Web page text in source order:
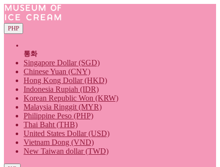
PHP
통화
Singapore Dollar (SGD)
Chinese Yuan (CNY)
Hong Kong Dollar (HKD)
Indonesia Rupiah (IDR)
Korean Republic Won (KRW)
Malaysia Ringgit (MYR)
Philippine Peso (PHP)
Thai Baht (THB)
United States Dollar (USD)
Vietnam Dong (VND)
New Taiwan dollar (TWD)